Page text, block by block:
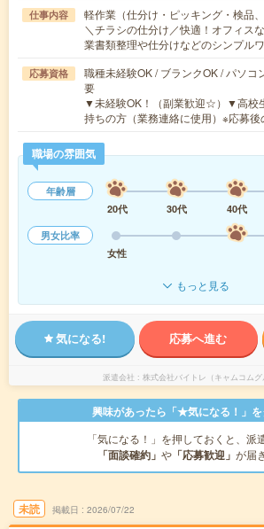
仕事内容
軽作業（仕分け・ピッキング・検品、
＼チラシの仕分け／快適！オフィス
業書類整理や仕分けなどのシンプル
応募資格
職種未経験OK / ブランクOK / パソコ
要
▼未経験OK！（副業歓迎☆）▼高校
持ちの方（業務連絡に使用）※応募
職場の雰囲気
年齢層
20代
30代 40代
男女比率
女性
もっと見る
気になる! 応募へ進む
派遣会社 株式会社バイトレ（キャムコムグ
興味があったら「★気になる！」を
「気になる！」を押しておくと、派
「面談確約」 や 「応募歓迎」 が届
未読 掲載日 2026/07/22